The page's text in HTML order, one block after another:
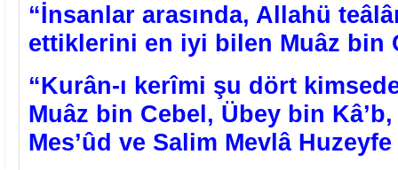
“İnsanlar arasında, Allahü
ettiklerini en iyi bilen Muâz bin
“Kurân-ı kerîmi şu dört
Muâz bin Cebel, Übey bin
Mes’ûd ve Salim Mevlâ Huzeyfe